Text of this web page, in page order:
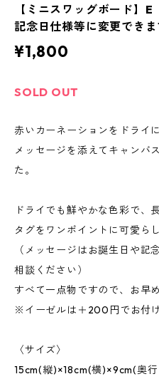
【ミニスワッグボード】
記念日仕様等に変更できま
¥1,800
SOLD OUT
赤いカーネーションをドライに
メッセージを添えてキャンバ
た。
ドライでも鮮やかな色彩で、
タグをワンポイントに可愛ら
（メッセージはお誕生日や
相談ください）
すべて一点物ですので、お早
※イーゼルは＋200円でお付け
〈サイズ〉
15cm(縦)×18cm(横)×9cm(奥